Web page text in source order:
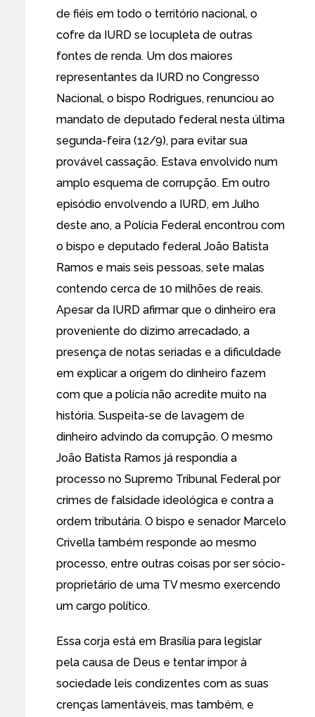
de fiéis em todo o território nacional, o
cofre da IURD se locupleta de outras
fontes de renda. Um dos maiores
representantes da IURD no Congresso
Nacional, o bispo Rodrigues, renunciou ao
mandato de deputado federal nesta última
segunda-feira (12/9), para evitar sua
provável cassação. Estava envolvido num
amplo esquema de corrupção. Em outro
episódio envolvendo a IURD, em Julho
deste ano, a Polícia Federal encontrou com
o bispo e deputado federal João Batista
Ramos e mais seis pessoas, sete malas
contendo cerca de 10 milhões de reais.
Apesar da IURD afirmar que o dinheiro era
proveniente do dízimo arrecadado, a
presença de notas seriadas e a dificuldade
em explicar a origem do dinheiro fazem
com que a polícia não acredite muito na
história. Suspeita-se de lavagem de
dinheiro advindo da corrupção. O mesmo
João Batista Ramos já respondia a
processo no Supremo Tribunal Federal por
crimes de falsidade ideológica e contra a
ordem tributária. O bispo e senador Marcelo
Crivella também responde ao mesmo
processo, entre outras coisas por ser sócio-
proprietário de uma TV mesmo exercendo
um cargo político.
Essa corja está em Brasília para legislar
pela causa de Deus e tentar impor à
sociedade leis condizentes com as suas
crenças lamentáveis, mas também, e